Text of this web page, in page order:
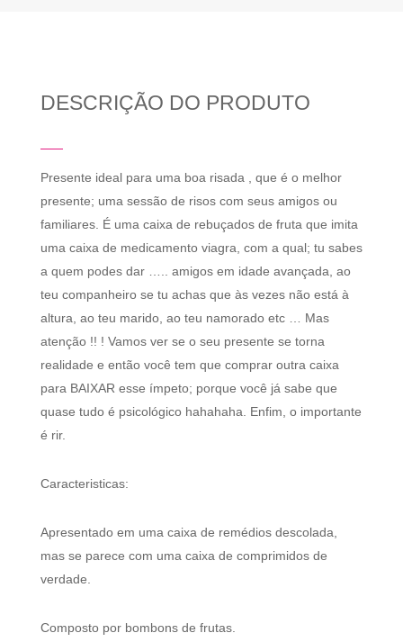
DESCRIÇÃO DO PRODUTO
Presente ideal para uma boa risada , que é o melhor
presente; uma sessão de risos com seus amigos ou
familiares. É uma caixa de rebuçados de fruta que imita
uma caixa de medicamento viagra, com a qual; tu sabes
a quem podes dar ….. amigos em idade avançada, ao
teu companheiro se tu achas que às vezes não está à
altura, ao teu marido, ao teu namorado etc … Mas
atenção !! ! Vamos ver se o seu presente se torna
realidade e então você tem que comprar outra caixa
para BAIXAR esse ímpeto; porque você já sabe que
quase tudo é psicológico hahahaha. Enfim, o importante
é rir.
Caracteristicas:
Apresentado em uma caixa de remédios descolada,
mas se parece com uma caixa de comprimidos de
verdade.
Composto por bombons de frutas.